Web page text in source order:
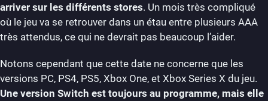
arriver sur les différents stores. Un mois très compliqué
où le jeu va se retrouver dans un étau entre plusieurs AAA
très attendus, ce qui ne devrait pas beaucoup l’aider.
Notons cependant que cette date ne concerne que les
versions PC, PS4, PS5, Xbox One, et Xbox Series X du jeu.
Une version Switch est toujours au programme, mais elle